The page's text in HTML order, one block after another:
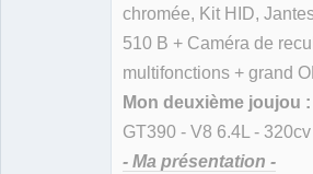
chromée, Kit HID,
510 B + Caméra de
multifonctions + grand
Mon deuxième joujou :
GT390 - V8 6.4L - 320cv
- Ma présentation -